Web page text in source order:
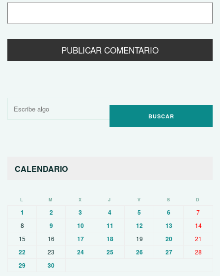
Buscar
CALENDARIO
L M X J V S D
1 2 3 4 5 6
7
8
9 10 11 12 13
14
15
16 17 18 19 20 21
22 23 24 25 26 27 28
29 30